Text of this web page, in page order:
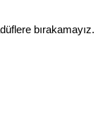
bırakamayız.